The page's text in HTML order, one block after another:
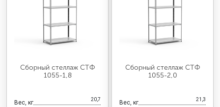
Сборный стеллаж СТФ
1055-1,8
Вес, кг 20,7
Сборный стеллаж СТФ
1055-2,0
Вес, кг 21,3